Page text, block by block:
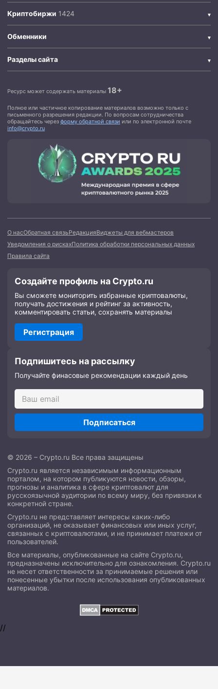
Криптобиржи
Обменники
Разделы сайта
Ресурс может содержать материалы 18+
Полное или частичное копирование материалов возможно только с
письменного разрешения редакции. По вопросам сотрудничества
обращайтесь через форму обратной связи или по электронной почте
info@crypto.ru
О насОбратная связьРедакцияВиджеты для вебмастеров
Уведомления о рискахПолитика обработки персональных данных
Правила сайта
Создайте профиль на Crypto.ru
Вы сможете мониторить избранные криптовалюты,
получать достижения и рейтинг за активность,
комментировать статьи, сохранять материалы
Регистрация
Подпишитесь на рассылку
Получайте финасовые рекомендации каждый день
Подписаться
© 2026 – Crypto.ru Все права защищены
Crypto.ru является независимым информационным
порталом, на котором публикуются новости, обзоры,
прогнозы и аналитика в сфере криптовалют для
русскоязычной аудитории по всему миру, без привязки к
конкретной стране.
Crypto.ru не представляет интересы каких-либо
организаций, не оказывает финансовых или иных услуг,
связанных с криптовалютами, и не принимает платежи от
пользователей.
Все материалы, опубликованные на сайте Crypto.ru,
предназначены исключительно для ознакомления. Crypto.ru
не несет ответственности за принимаемые решения или
понесенные убытки после использования опубликованных
материалов.
//